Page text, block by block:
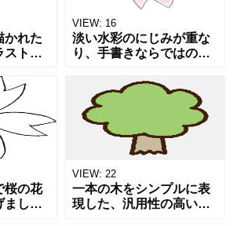
かれた
ストで
、季
SNS
り。 シ
の息吹
VIEW: 16
淡い水彩のにじみが重な
り、手書きならではの温
いたイラストです。 やわ
らかな色合いが春の空気
をそっと運んでくるよう
な、やさしく心に残る一
桜の花
まし
VIEW: 22
一本の木をシンプルに表
現した、汎用性の高い自